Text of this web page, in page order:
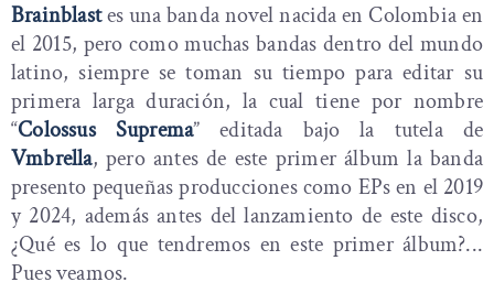
Brainblastes una banda novel nacida en Colombia en
el 2015, pero como muchas bandas dentro del mundo
latino, siempre se toman su tiempo para editar su
primera larga duración, la cual tiene por nombre
“Colossus Suprema” editada bajo la tutela de
Vmbrella, pero antes de este primer álbum la banda
presento pequeñas producciones como EPs en el 2019
y 2024, además antes del lanzamiento de este disco,
¿Qué es lo que tendremos en este primer álbum?...
Pues veamos.